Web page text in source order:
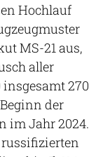
Hochlauf
MS-21 aus,
aller
270
der
im Jahr 2024.